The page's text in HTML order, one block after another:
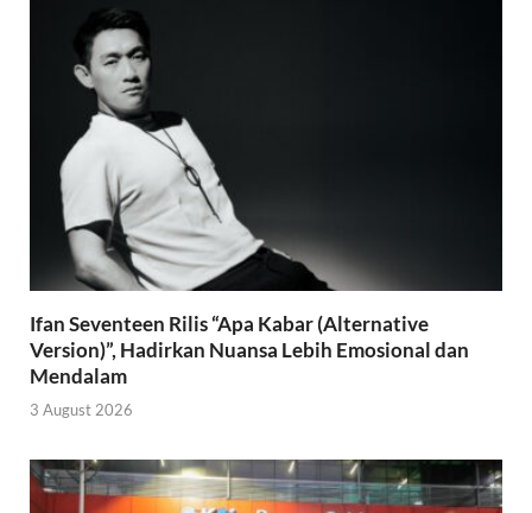
Ifan Seventeen Rilis “Apa Kabar (Alternative
Version)”, Hadirkan Nuansa Lebih Emosional dan
Mendalam
3 August 2026